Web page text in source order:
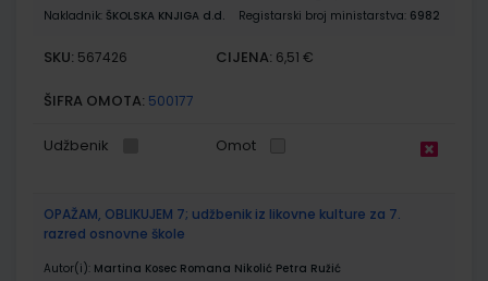
Nakladnik: ŠKOLSKA KNJIGA d.d. Registarski broj ministarstva: 6982
SKU: 567426 CIJENA: 6,51 €
ŠIFRA OMOTA: 500177
Udžbenik Omot
OPAŽAM, OBLIKUJEM 7; udžbenik iz likovne kulture za 7.
razred osnovne škole
Autor(i): Martina Kosec Romana Nikolić Petra Ružić